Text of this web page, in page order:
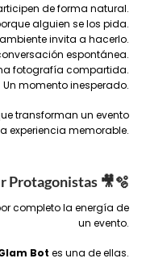
de forma natural.
alguien se los pida.
invita a hacerlo.
espontánea.
fotografía compartida.
Un momento inesperado.
transforman un evento
experiencia memorable.
Protagonistas 🎥🫧
completo la energía de
un evento.
Bot es una de ellas.